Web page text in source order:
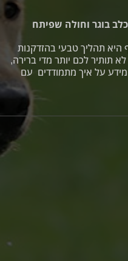
בוגר וחולה שפיתח
היא תהליך טבעי בהזדקנות
תותיר לכם יותר מדי ברירה,
על איך מתמודדים עם